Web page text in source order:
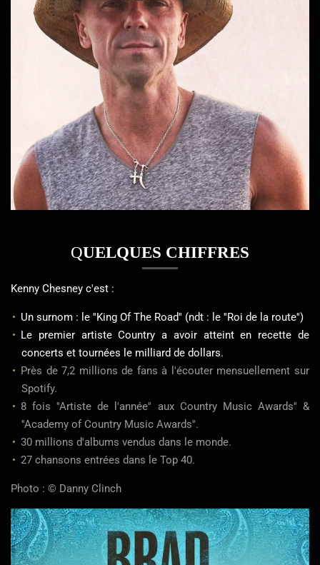
QUELQUES CHIFFRES
Kenny Chesney c'est :
Un surnom : le ''King Of The Road'' (ndt : le ''Roi de la route'')
Le premier artiste Country a avoir atteint en recette de
concerts et tournées le milliard de dollars.
Près de 7,2 millions de fans à l'écouter mensuellement sur
Spotify.
8 fois ''Artiste de l'année'' aux Country Music Awards'' &
''Academy of Country Music Awards''.
30 millions d'albums vendus dans le monde.
27 chansons entrées dans le Top 40.
Photo : © Danny Clinch